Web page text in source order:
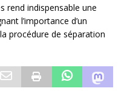
rend indispensable une
l’importance d’un
procédure de séparation